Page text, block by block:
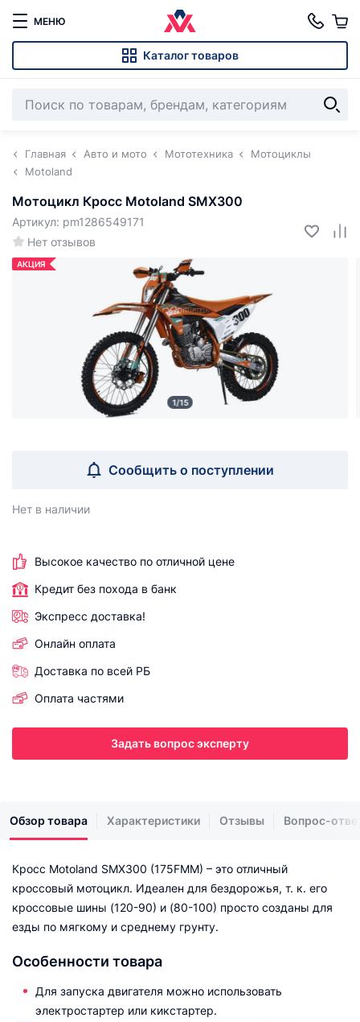
МЕНЮ
Каталог товаров
Главная Авто и мото Мототехника
Мотоциклы
Motoland
Мотоцикл Кросс Motoland SMX300
Нет отзывов
Артикул: pm1286549171
АКЦИЯ
1/15
Сообщить о поступлении
Нет в наличии
Высокое качество по отличной цене
Кредит без похода в банк
Экспресс доставка!
Онлайн оплата
Доставка по всей РБ
Оплата частями
Задать вопрос эксперту
Обзор товара Характеристики Отзывы Вопрос-
Кросс Motoland SMX300 (175FMM) – это отличный
кроссовый мотоцикл. Идеален для бездорожья, т. к. его
кроссовые шины (120-90) и (80-100) просто созданы для
езды по мягкому и среднему грунту.
Особенности товара
Для запуска двигателя можно использовать
электростартер или кикстартер.